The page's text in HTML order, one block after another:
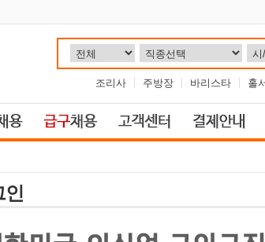
조리사 주방장 바리스타 홀
인